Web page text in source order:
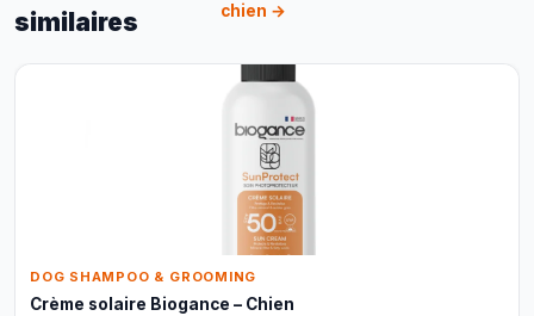
similaires
chien →
DOG SHAMPOO & GROOMING
Crème solaire Biogance – Chien